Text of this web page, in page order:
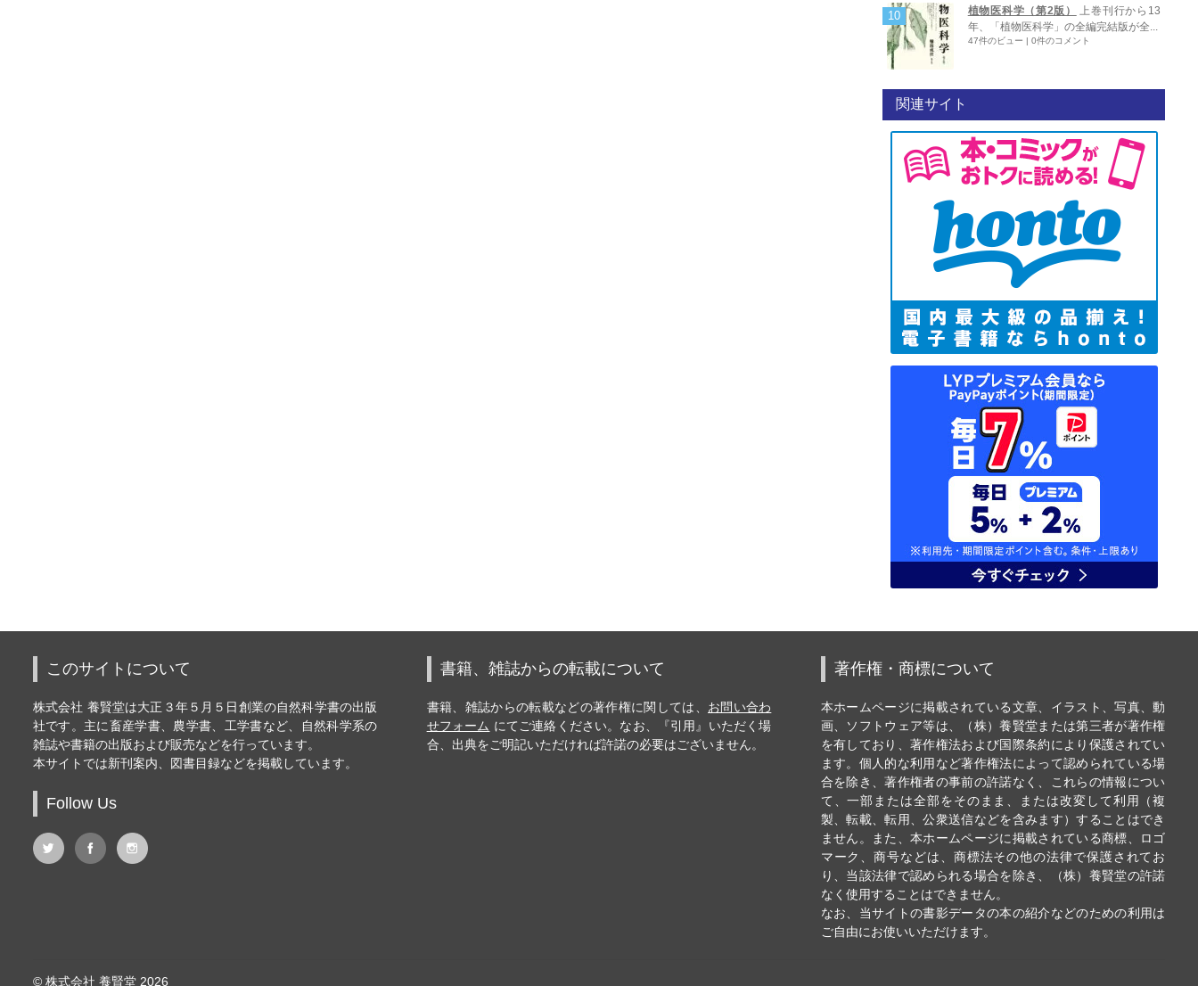
植物医科学（第2版）
上巻刊行から13
年、「植物医科学」の全編完結版が全...
47件のビュー | 0件のコメント
関連サイト
このサイトについて
株式会社 養賢堂は大正３年５月５日創業の自然科学書の出版
社です。主に畜産学書、農学書、工学書など、自然科学系の
雑誌や書籍の出版および販売などを行っています。
本サイトでは新刊案内、図書目録などを掲載しています。
Follow Us
書籍、雑誌からの転載について
書籍、雑誌からの転載などの著作権に関しては、 お問い合わ
せフォーム にてご連絡ください。なお、『引用』いただく場
合、出典をご明記いただければ許諾の必要はございません。
著作権・商標について
本ホームページに掲載されている文章、イラスト、写真、動
画、ソフトウェア等は、（株）養賢堂または第三者が著作権
を有しており、著作権法および国際条約により保護されてい
ます。個人的な利用など著作権法によって認められている場
合を除き、著作権者の事前の許諾なく、これらの情報につい
て、一部または全部をそのまま、または改変して利用（複
製、転載、転用、公衆送信などを含みます）することはでき
ません。また、本ホームページに掲載されている商標、ロゴ
マーク、商号などは、商標法その他の法律で保護されてお
り、当該法律で認められる場合を除き、（株）養賢堂の許諾
なく使用することはできません。
なお、当サイトの書影データの本の紹介などのための利用は
ご自由にお使いいただけます。
© 株式会社 養賢堂 2026